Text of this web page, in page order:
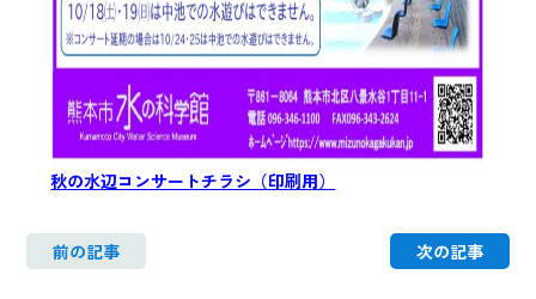
秋の水辺コンサートチラシ（印刷用）
前の記事 次の記事